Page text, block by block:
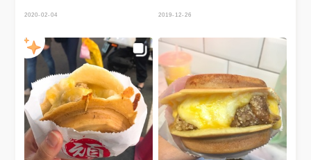
虎， 牽絲起司搭配2~3塊酥脆鹽
還是硬塞進胃裡 #桃園 #中原夜
市 #車輪餅 #中壢
2020-02-04 2019-12-26